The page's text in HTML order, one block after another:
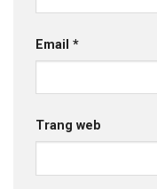
Email *
Trang web